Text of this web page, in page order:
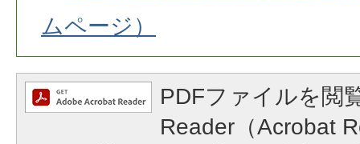
ムページ）
PDFファイルを閲
Reader（Acrobat